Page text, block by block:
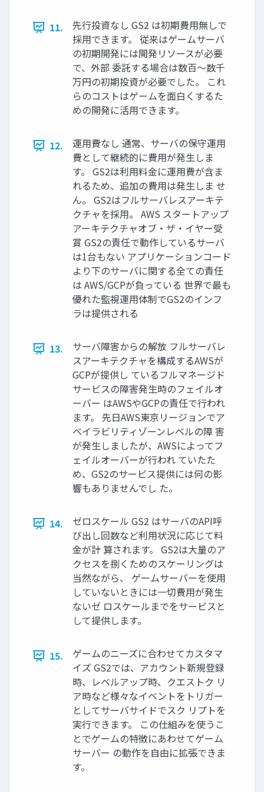
11.
先⾏投資なし GS2 は初期費⽤無しで
採⽤できます。 従来はゲームサーバ
の初期開発には開発リソースが必要
で、外部 委託する場合は数百〜数千
万円の初期投資が必要でした。 これ
らのコストはゲームを⾯⽩くするた
めの開発に活⽤できます。
12.
運⽤費なし 通常、サーバの保守運⽤
費として継続的に費⽤が発⽣しま
す。 GS2は利⽤料⾦に運⽤費が含ま
れるため、追加の費⽤は発⽣しま せ
ん。 GS2はフルサーバレスアーキテ
クチャを採⽤。 AWS スタートアップ
アーキテクチャオブ・ザ・イヤー受
賞 GS2の責任で動作しているサーバ
は1台もない アプリケーションコード
より下のサーバに関する全ての責任
は AWS/GCPが負っている 世界で最も
優れた監視運⽤体制でGS2のインフ
ラは提供される
13.
サーバ障害からの解放 フルサーバレ
スアーキテクチャを構成するAWSが
GCPが提供し ているフルマネージド
サービスの障害発⽣時のフェイルオ
ーバー はAWSやGCPの責任で⾏われ
ます。 先⽇AWS東京リージョンでア
ベイラビリティゾーンレベルの障 害
が発⽣しましたが、AWSによってフ
ェイルオーバーが⾏われ ていたた
め、GS2のサービス提供には何の影
響もありませんでし た。
14.
ゼロスケール GS2 はサーバのAPI呼
び出し回数など利⽤状況に応じて料
⾦が計 算されます。 GS2は⼤量のア
クセスを捌くためのスケーリングは
当然ながら、 ゲームサーバーを使⽤
していないときには⼀切費⽤が発⽣
ないゼ ロスケールまでをサービスと
して提供します。
15.
ゲームのニーズに合わせてカスタマ
イズ GS2では、アカウント新規登録
時、レベルアップ時、クエストク リ
ア時など様々なイベントをトリガー
としてサーバサイドでスク リプトを
実⾏できます。 この仕組みを使うこ
とでゲームの特徴にあわせてゲーム
サーバー の動作を⾃由に拡張できま
す。